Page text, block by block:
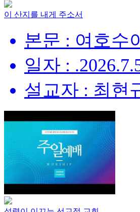
이 산지를 내게 주소서
본문 : 여호수
일자 :
설교자 : 최현